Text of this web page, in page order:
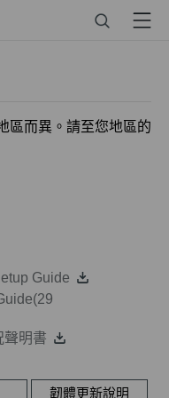
Menu
區而異。請至您地區的
Guide
聲明書
韌體更新說明